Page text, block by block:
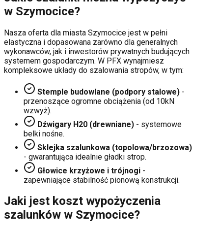
w Szymocice?
Nasza oferta dla miasta Szymocice jest w pełni
elastyczna i dopasowana zarówno dla generalnych
wykonawców, jak i inwestorów prywatnych budujących
systemem gospodarczym. W PFX wynajmiesz
kompleksowe układy do szalowania stropów, w tym:
Stemple budowlane (podpory stalowe) -
przenoszące ogromne obciążenia (od 10kN
wzwyż).
Dźwigary H20 (drewniane) - systemowe
belki nośne.
Sklejka szalunkowa (topolowa/brzozowa)
- gwarantująca idealnie gładki strop.
Głowice krzyżowe i trójnogi -
zapewniające stabilność pionową konstrukcji.
Jaki jest koszt wypożyczenia
szalunków w Szymocice?